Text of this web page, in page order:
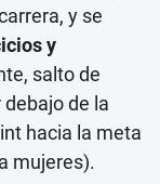
y se
y
salto de
de la
hacia la meta
mujeres).